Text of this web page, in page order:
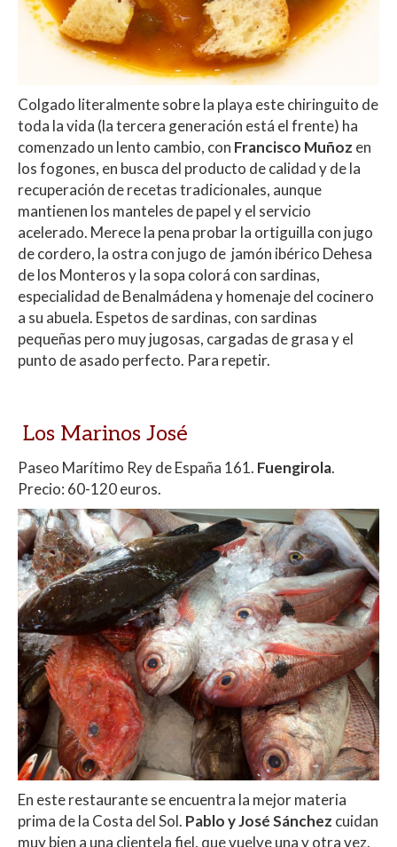
Colgado literalmente sobre la playa este chiringuito de
toda la vida (la tercera generación está el frente) ha
comenzado un lento cambio, con Francisco Muñoz en
los fogones, en busca del producto de calidad y de la
recuperación de recetas tradicionales, aunque
mantienen los manteles de papel y el servicio
acelerado. Merece la pena probar la ortiguilla con jugo
de cordero, la ostra con jugo de jamón ibérico Dehesa
de los Monteros y la sopa colorá con sardinas,
especialidad de Benalmádena y homenaje del cocinero
a su abuela. Espetos de sardinas, con sardinas
pequeñas pero muy jugosas, cargadas de grasa y el
punto de asado perfecto. Para repetir.
Los Marinos José
Paseo Marítimo Rey de España 161. Fuengirola.
Precio: 60-120 euros.
En este restaurante se encuentra la mejor materia
prima de la Costa del Sol. Pablo y José Sánchez cuidan
muy bien a una clientela fiel, que vuelve una y otra vez.